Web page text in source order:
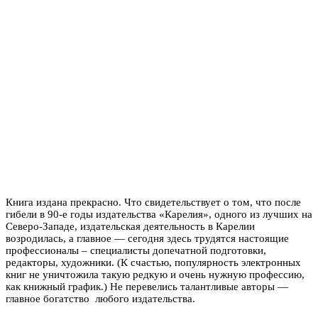
Книга издана прекрасно. Что свидетельствует о том, что после
гибели в 90-е годы издательства «Карелия», одного из лучших на
Северо-Западе, издательская деятельность в Карелии
возродилась, а главное — сегодня здесь трудятся настоящие
профессионалы – специалисты допечатной подготовки,
редакторы, художники. (К счастью, популярность электронных
книг не уничтожила такую редкую и очень нужную профессию,
как книжный график.) Не перевелись талантливые авторы —
главное богатство любого издательства.